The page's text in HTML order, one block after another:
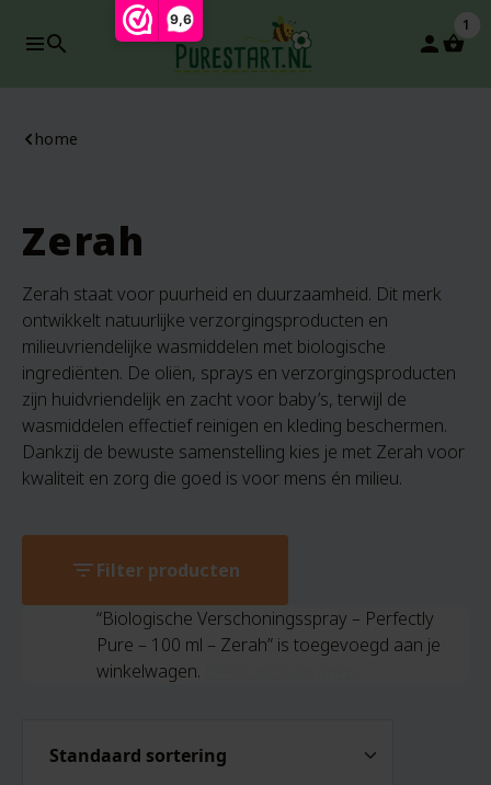
9,6
search person
1
home
Zerah
Zerah staat voor puurheid en duurzaamheid. Dit merk
ontwikkelt natuurlijke verzorgingsproducten en
milieuvriendelijke wasmiddelen met biologische
ingrediënten. De oliën, sprays en verzorgingsproducten
zijn huidvriendelijk en zacht voor baby’s, terwijl de
wasmiddelen effectief reinigen en kleding beschermen.
Dankzij de bewuste samenstelling kies je met Zerah voor
kwaliteit en zorg die goed is voor mens én milieu.
filter_listFilter producten
“Biologische Verschoningsspray – Perfectly
Pure – 100 ml – Zerah” is toegevoegd aan je
winkelwagen.